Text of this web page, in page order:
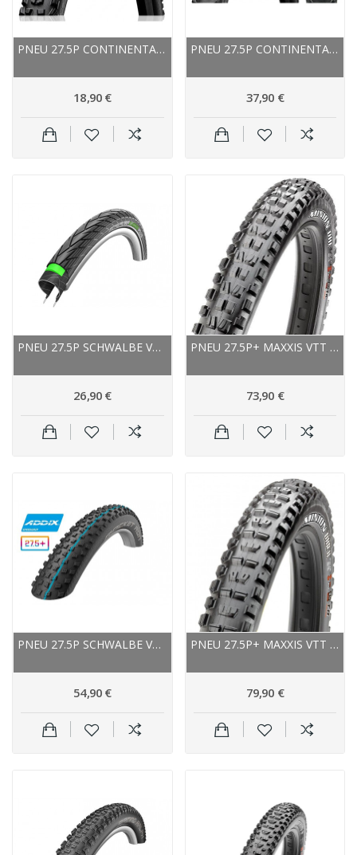
PNEU 27.5P CONTINENTAL VTT MOUNTAIN KING II...
18,90 €
PNEU 27.5P CONTINENTAL VTT TRAIL KING II...
37,90 €
PNEU 27.5P SCHWALBE VTT ROUTE ENERGIZER PLUS...
26,90 €
PNEU 27.5P+ MAXXIS VTT MINION DHF+ EXO...
73,90 €
PNEU 27.5P SCHWALBE VTT ROCKET RON EVO ADDIX...
54,90 €
PNEU 27.5P+ MAXXIS VTT MINION DHR II+ TUBELESS...
79,90 €